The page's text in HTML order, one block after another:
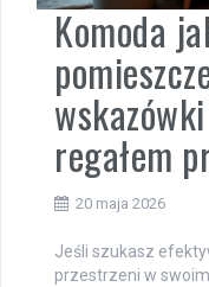
Komoda
regałem
20 maja 2026
Jeśli szukasz
przestrzeni w